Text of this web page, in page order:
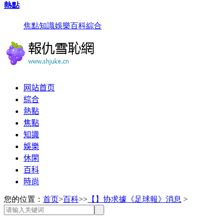
熱點
焦點知識娛樂百科綜合
网站首页
綜合
熱點
焦點
知識
娛樂
休閑
百科
時尚
您的位置： 首页>百科>> 【】协求據《足球報》消息 >